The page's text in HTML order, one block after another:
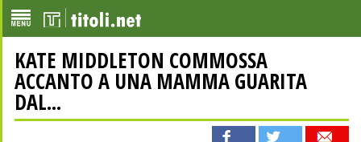
KATE MIDDLETON COMMOSSA
ACCANTO A UNA MAMMA GUARITA
DAL...